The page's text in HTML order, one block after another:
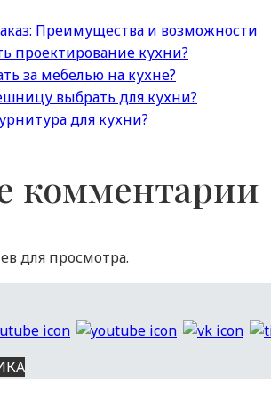
Преимущества и возможности
проектирование кухни?
за мебелью на кухне?
выбрать для кухни?
для кухни?
комментарии
для просмотра.